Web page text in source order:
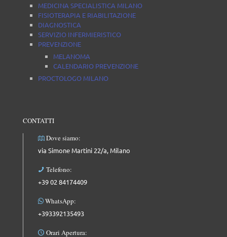
MEDICINA SPECIALISTICA MILANO
FISIOTERAPIA E RIABILITAZIONE
DIAGNOSTICA
SERVIZIO INFERMIERISTICO
PREVENZIONE
MELANOMA
CALENDARIO PREVENZIONE
PROCTOLOGO MILANO
CONTATTI
Dove siamo:
via Simone Martini 22/a, Milano
Telefono:
+39 02 84174409
WhatsApp:
+393392135493
Orari Apertura: